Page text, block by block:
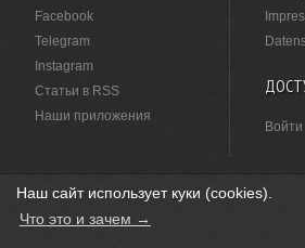
Наш сайт использует куки (cookies).
Что это и зачем →
Facebook
Telegram
Instagram
Статьи в RSS
Наши приложения
Войти
НАШЛИ ОПЕЧАТКУ?
Выделите ее мышкой и нажмите